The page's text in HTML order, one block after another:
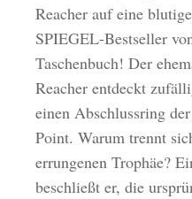
Reacher auf eine
SPIEGEL-Bestseller
Taschenbuch! Der
Reacher entdeckt
einen Abschlussring
Point. Warum trennt
errungenen Trophäe?
beschließt er, die